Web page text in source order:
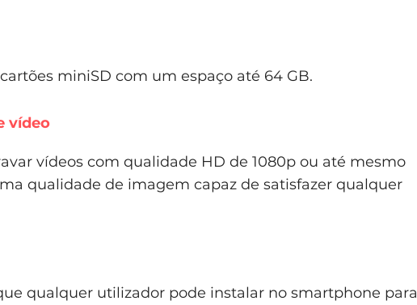
miniSD com um espaço até 64 GB.
vídeo
vídeos com qualidade HD de 1080p ou até mesmo
qualidade de imagem capaz de satisfazer qualquer
qualquer utilizador pode instalar no smartphone para